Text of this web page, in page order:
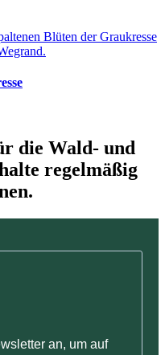
die Wald- und
regelmäßig